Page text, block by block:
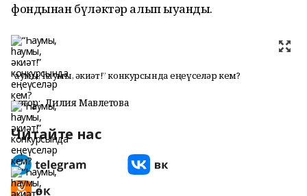
фондынан бүләктәр алып ҡыуанды.
“Һаумы, һаумы, әкиәт!” конкурсында еңеүселәр кем?
Автор: Лилия Мавлетова
Читайте нас